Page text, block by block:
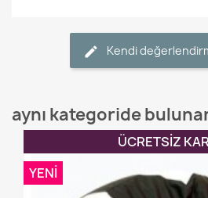
Kendi
aynı kategoride
ÜCRETSIZ
YENI